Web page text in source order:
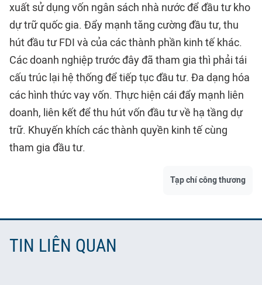
xuất sử dụng vốn ngân sách nhà nước để đầu tư kho
dự trữ quốc gia. Đẩy mạnh tăng cường đầu tư, thu
hút đầu tư FDI và của các thành phần kinh tế khác.
Các doanh nghiệp trước đây đã tham gia thì phải tái
cấu trúc lại hệ thống để tiếp tục đầu tư. Đa dạng hóa
các hình thức vay vốn. Thực hiện cái đẩy mạnh liên
doanh, liên kết để thu hút vốn đầu tư về hạ tầng dự
trữ. Khuyến khích các thành quyền kinh tế cùng
tham gia đầu tư.
Tạp chí công thương
TIN LIÊN QUAN